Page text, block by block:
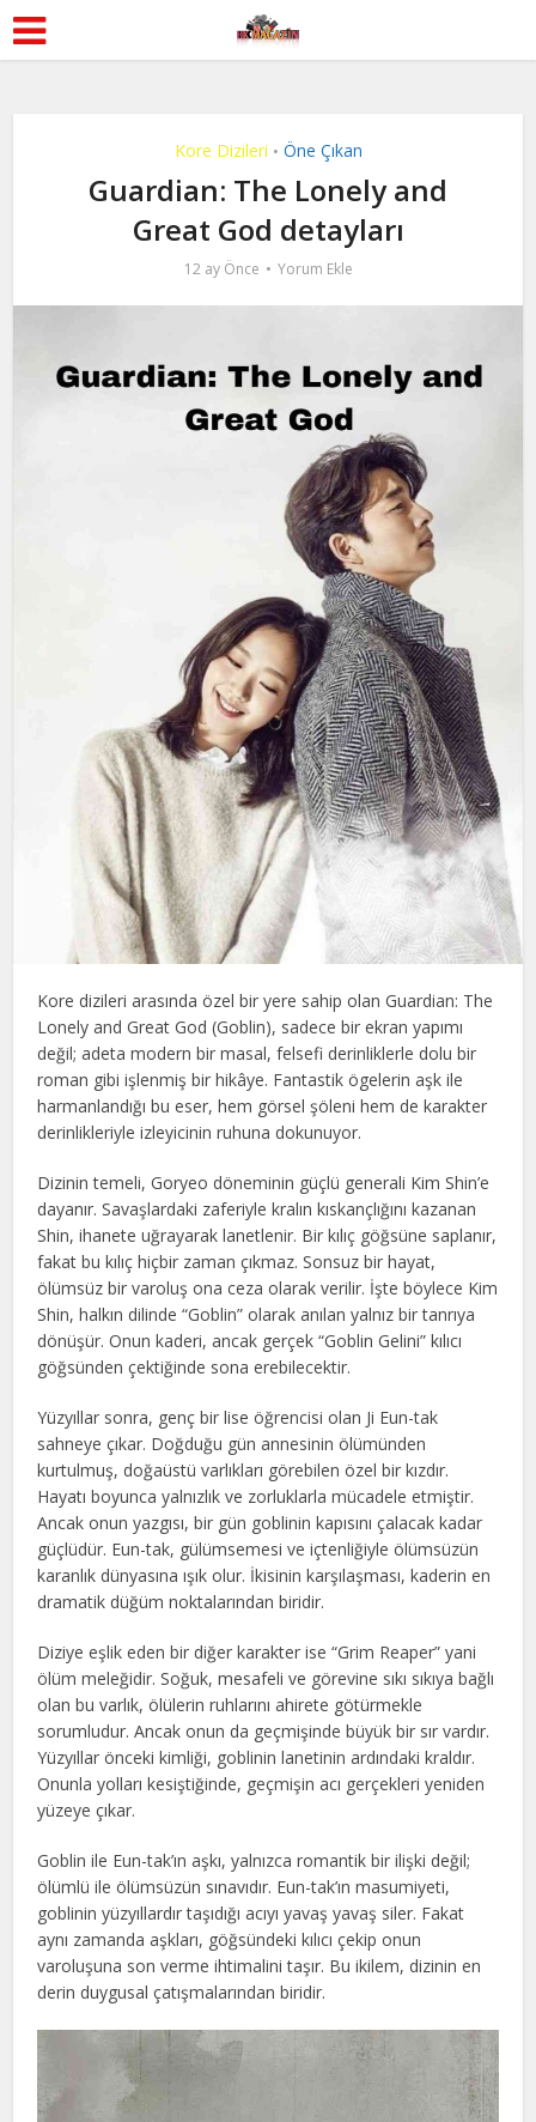
Kore Dizileri • Öne Çıkan
Guardian: The Lonely and
Great God detayları
12 ay Önce Yorum Ekle
Kore dizileri arasında özel bir yere sahip olan Guardian: The
Lonely and Great God (Goblin), sadece bir ekran yapımı
değil; adeta modern bir masal, felsefi derinliklerle dolu bir
roman gibi işlenmiş bir hikâye. Fantastik ögelerin aşk ile
harmanlandığı bu eser, hem görsel şöleni hem de karakter
derinlikleriyle izleyicinin ruhuna dokunuyor.
Dizinin temeli, Goryeo döneminin güçlü generali Kim Shin’e
dayanır. Savaşlardaki zaferiyle kralın kıskançlığını kazanan
Shin, ihanete uğrayarak lanetlenir. Bir kılıç göğsüne saplanır,
fakat bu kılıç hiçbir zaman çıkmaz. Sonsuz bir hayat,
ölümsüz bir varoluş ona ceza olarak verilir. İşte böylece Kim
Shin, halkın dilinde “Goblin” olarak anılan yalnız bir tanrıya
dönüşür. Onun kaderi, ancak gerçek “Goblin Gelini” kılıcı
göğsünden çektiğinde sona erebilecektir.
Yüzyıllar sonra, genç bir lise öğrencisi olan Ji Eun-tak
sahneye çıkar. Doğduğu gün annesinin ölümünden
kurtulmuş, doğaüstü varlıkları görebilen özel bir kızdır.
Hayatı boyunca yalnızlık ve zorluklarla mücadele etmiştir.
Ancak onun yazgısı, bir gün goblinin kapısını çalacak kadar
güçlüdür. Eun-tak, gülümsemesi ve içtenliğiyle ölümsüzün
karanlık dünyasına ışık olur. İkisinin karşılaşması, kaderin en
dramatik düğüm noktalarından biridir.
Diziye eşlik eden bir diğer karakter ise “Grim Reaper” yani
ölüm meleğidir. Soğuk, mesafeli ve görevine sıkı sıkıya bağlı
olan bu varlık, ölülerin ruhlarını ahirete götürmekle
sorumludur. Ancak onun da geçmişinde büyük bir sır vardır.
Yüzyıllar önceki kimliği, goblinin lanetinin ardındaki kraldır.
Onunla yolları kesiştiğinde, geçmişin acı gerçekleri yeniden
yüzeye çıkar.
Goblin ile Eun-tak’ın aşkı, yalnızca romantik bir ilişki değil;
ölümlü ile ölümsüzün sınavıdır. Eun-tak’ın masumiyeti,
goblinin yüzyıllardır taşıdığı acıyı yavaş yavaş siler. Fakat
aynı zamanda aşkları, göğsündeki kılıcı çekip onun
varoluşuna son verme ihtimalini taşır. Bu ikilem, dizinin en
derin duygusal çatışmalarından biridir.